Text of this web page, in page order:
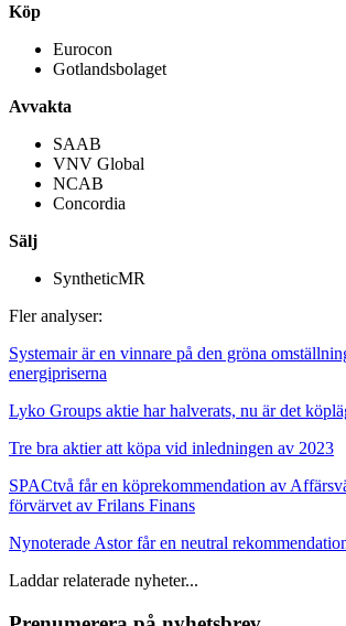
Köp
Eurocon
Gotlandsbolaget
Avvakta
SAAB
VNV Global
NCAB
Concordia
Sälj
SyntheticMR
Fler analyser:
Systemair är en vinnare på den gröna
energipriserna
Lyko Groups aktie har halverats, nu är det
Tre bra aktier att köpa vid inledningen av 2023
SPACtvå får en köprekommendation av
förvärvet av Frilans Finans
Nynoterade Astor får en neutral
Laddar relaterade nyheter...